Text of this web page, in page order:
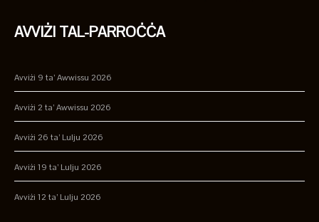
AVVIŻI TAL-PARROĊĊA
Avviżi 9 ta’ Awwissu 2026
Avviżi 2 ta’ Awwissu 2026
Avviżi 26 ta’ Lulju 2026
Avviżi 19 ta’ Lulju 2026
Avviżi 12 ta’ Lulju 2026